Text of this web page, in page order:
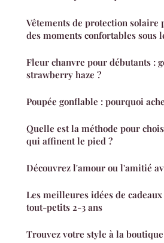
Vêtements de protection solaire
des moments confortables sous
Fleur chanvre pour débutants :
strawberry haze ?
Poupée gonflable : pourquoi
Quelle est la méthode pour
qui affinent le pied ?
Découvrez l'amour ou l'amitié
Les meilleures idées de
tout-petits 2-3 ans
Trouvez votre style à la